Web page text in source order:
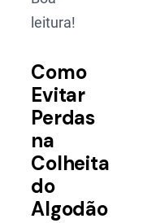
leitura!
Como
Evitar
Perdas
na
Colheita
do
Algodão